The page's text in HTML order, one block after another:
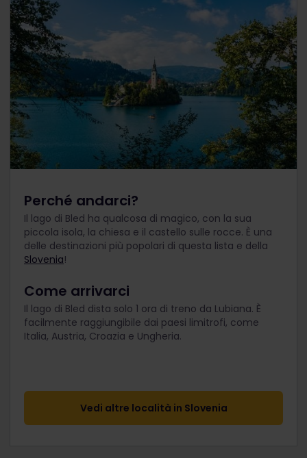
Perché andarci?
Il lago di Bled ha qualcosa di magico, con la sua
piccola isola, la chiesa e il castello sulle rocce. È una
delle destinazioni più popolari di questa lista e della
Slovenia!
Come arrivarci
Il lago di Bled dista solo 1 ora di treno da Lubiana. È
facilmente raggiungibile dai paesi limitrofi, come
Italia, Austria, Croazia e Ungheria.
Vedi altre località in Slovenia